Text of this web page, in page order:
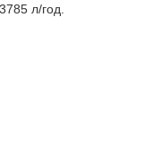
л/год.